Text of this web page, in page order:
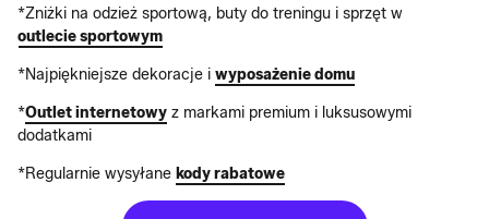
*Zniżki na odzież sportową, buty do treningu i sprzęt w
outlecie sportowym
*Najpiękniejsze dekoracje i wyposażenie domu
*Outlet internetowy z markami premium i luksusowymi
dodatkami
*Regularnie wysyłane kody rabatowe